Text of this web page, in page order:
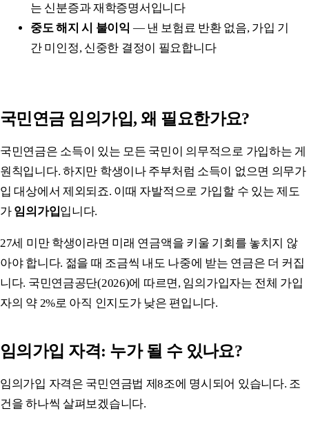
는 신분증과 재학증명서입니다
중도 해지 시 불이익 — 낸 보험료 반환 없음, 가입 기
간 미인정, 신중한 결정이 필요합니다
국민연금 임의가입, 왜 필요한가요?
국민연금은 소득이 있는 모든 국민이 의무적으로 가입하는 게
원칙입니다. 하지만 학생이나 주부처럼 소득이 없으면 의무가
입 대상에서 제외되죠. 이때 자발적으로 가입할 수 있는 제도
가 임의가입입니다.
27세 미만 학생이라면 미래 연금액을 키울 기회를 놓치지 않
아야 합니다. 젊을 때 조금씩 내도 나중에 받는 연금은 더 커집
니다. 국민연금공단(2026)에 따르면, 임의가입자는 전체 가입
자의 약 2%로 아직 인지도가 낮은 편입니다.
임의가입 자격: 누가 될 수 있나요?
임의가입 자격은 국민연금법 제8조에 명시되어 있습니다. 조
건을 하나씩 살펴보겠습니다.